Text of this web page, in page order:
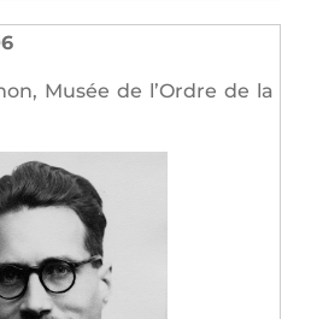
Musée de l’Ordre de la